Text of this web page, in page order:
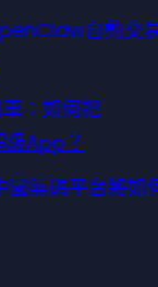
自動交
：如何把
App？
國無碼平台將如